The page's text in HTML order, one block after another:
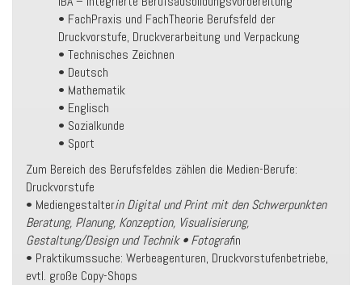
• FachPraxis und FachTheorie Berufsfeld der
Druckvorstufe, Druckverarbeitung und Verpackung
• Technisches Zeichnen
• Deutsch
• Mathematik
• Englisch
• Sozialkunde
• Sport
Zum Bereich des Berufsfeldes zählen die Medien-Berufe:
Druckvorstufe
• Mediengestalterin Digital und Print mit den Schwerpunkten
Beratung, Planung, Konzeption, Visualisierung,
Gestaltung/Design und Technik • Fotografin
• Praktikumssuche: Werbeagenturen, Druckvorstufenbetriebe,
evtl. große Copy-Shops